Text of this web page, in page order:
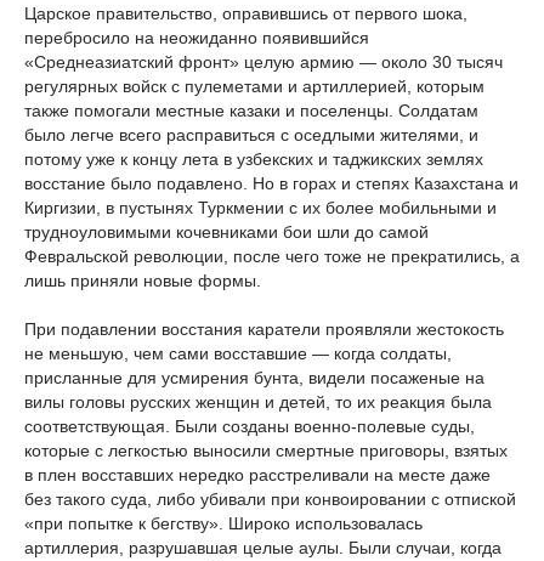
Царское правительство, оправившись от первого шока,
перебросило на неожиданно появившийся
«Среднеазиатский фронт» целую армию — около 30 тысяч
регулярных войск с пулеметами и артиллерией, которым
также помогали местные казаки и поселенцы. Солдатам
было легче всего расправиться с оседлыми жителями, и
потому уже к концу лета в узбекских и таджикских землях
восстание было подавлено. Но в горах и степях Казахстана и
Киргизии, в пустынях Туркмении с их более мобильными и
трудноуловимыми кочевниками бои шли до самой
Февральской революции, после чего тоже не прекратились, а
лишь приняли новые формы.
При подавлении восстания каратели проявляли жестокость
не меньшую, чем сами восставшие — когда солдаты,
присланные для усмирения бунта, видели посаженые на
вилы головы русских женщин и детей, то их реакция была
соответствующая. Были созданы военно-полевые суды,
которые с легкостью выносили смертные приговоры, взятых
в плен восставших нередко расстреливали на месте даже
без такого суда, либо убивали при конвоировании с отпиской
«при попытке к бегству». Широко использовалась
артиллерия, разрушавшая целые аулы. Были случаи, когда